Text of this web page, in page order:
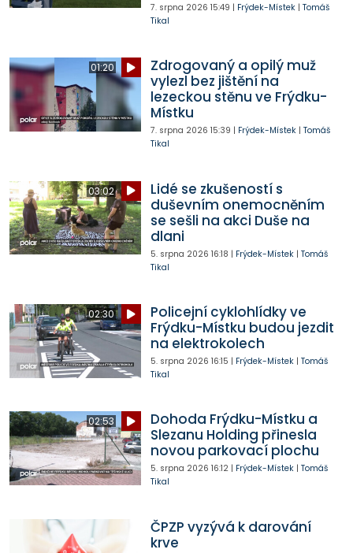
7. srpna 2026 15:49 | Frýdek-Místek| Tomáš
Tikal
01:20
Zdrogovaný a opilý muž
vylezl bez jištění na
lezeckou stěnu ve Frýdku-
Místku
7. srpna 2026 15:39 | Frýdek-Místek| Tomáš
Tikal
03:02
Lidé se zkušeností s
duševním onemocněním
se sešli na akci Duše na
dlani
5. srpna 2026 16:18 | Frýdek-Místek| Tomáš
Tikal
02:30
Policejní cyklohlídky ve
Frýdku-Místku budou jezdit
na elektrokolech
5. srpna 2026 16:15 | Frýdek-Místek| Tomáš
Tikal
02:53
Dohoda Frýdku-Místku a
Slezanu Holding přinesla
novou parkovací plochu
5. srpna 2026 16:12| Frýdek-Místek| Tomáš
Tikal
ČPZP vyzývá k darování
krve